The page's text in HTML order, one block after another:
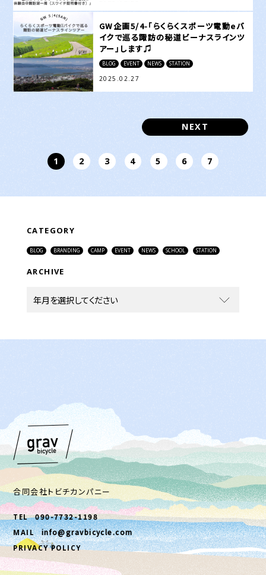
GW企画5/4-「らくらくスポーツ電動eバ
イクで巡る諏訪の秘道ビーナスラインツ
アー」します♫
BLOG EVENT NEWS STATION
2025.02.27
1 2 3 4 5 6 7
NEXT
CATEGORY
BLOG BRANDING CAMP EVENT NEWS SCHOOL STATION
ARCHIVE
合同会社トビチカンパニー
TEL 090-7732-1198
MAIL info@gravbicycle.com
PRIVACY POLICY